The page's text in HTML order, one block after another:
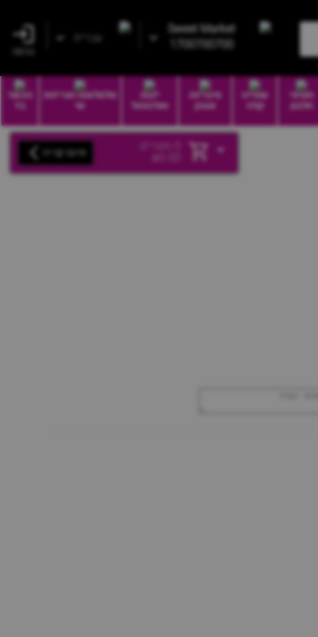
עברית
Sweet Market
1700700700
חטיפי
חלבון
שתייה
קלה
סיגריות
וטבק
יינות
ואלכוהול
סלסלאות ואריזות
שי
הכשר
בד
מוצרים
₪ סיום קנייה